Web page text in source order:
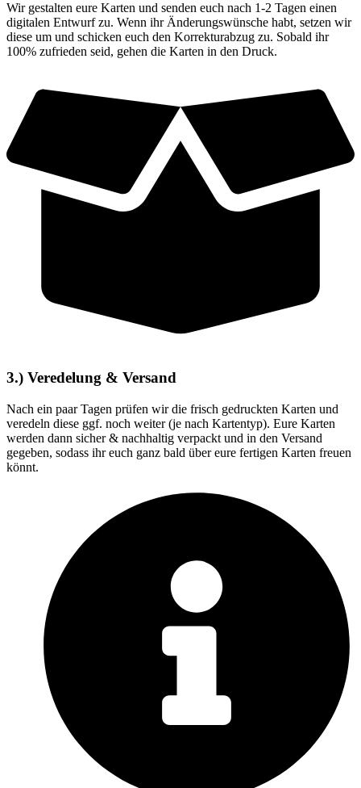
Wir gestalten eure Karten und senden euch nach 1-2 Tagen einen
digitalen Entwurf zu. Wenn ihr Änderungswünsche habt, setzen wir
diese um und schicken euch den Korrekturabzug zu. Sobald ihr
100% zufrieden seid, gehen die Karten in den Druck.
3.) Veredelung & Versand
Nach ein paar Tagen prüfen wir die frisch gedruckten Karten und
veredeln diese ggf. noch weiter (je nach Kartentyp). Eure Karten
werden dann sicher & nachhaltig verpackt und in den Versand
gegeben, sodass ihr euch ganz bald über eure fertigen Karten freuen
könnt.